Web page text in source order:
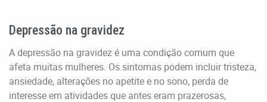
Depressão na gravidez
A depressão na gravidez é uma condição comum que
afeta muitas mulheres. Os sintomas podem incluir tristeza,
ansiedade, alterações no apetite e no sono, perda de
interesse em atividades que antes eram prazerosas,